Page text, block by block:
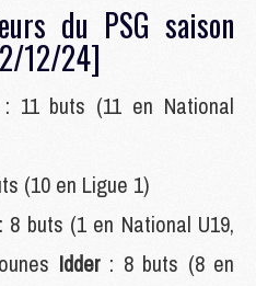
du PSG saison
12/24]
: 11 buts (11 en National
(10 en Ligue 1)
: 8 buts (1 en National U19,
Idder : 8 buts (8 en